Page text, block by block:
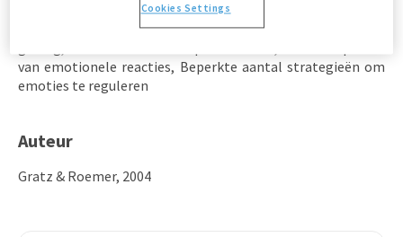
Totaalscore, Gebrek aan emotioneel bewustzijn, Gebrek
aan emotionele helderheid, Moeite met doelgericht
van emotionele reacties, Beperkte aantal strategieën om
emoties te reguleren
Auteur
Gratz & Roemer, 2004
Cookies Settings